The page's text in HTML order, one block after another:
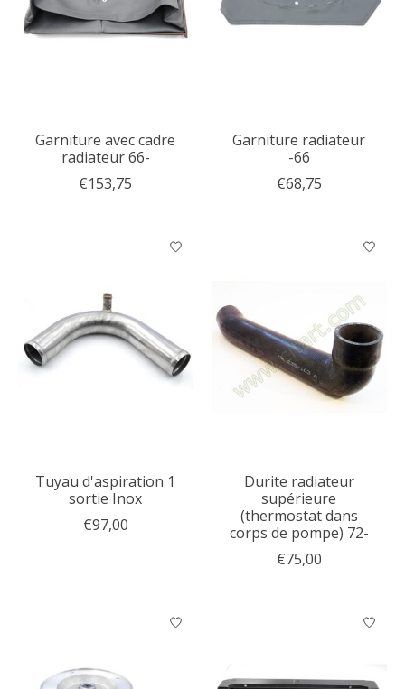
Garniture avec cadre
radiateur 66-
€153,75
Garniture radiateur
-66
€68,75
Tuyau d'aspiration 1
sortie Inox
€97,00
Durite radiateur
supérieure
(thermostat dans
corps de pompe) 72-
€75,00